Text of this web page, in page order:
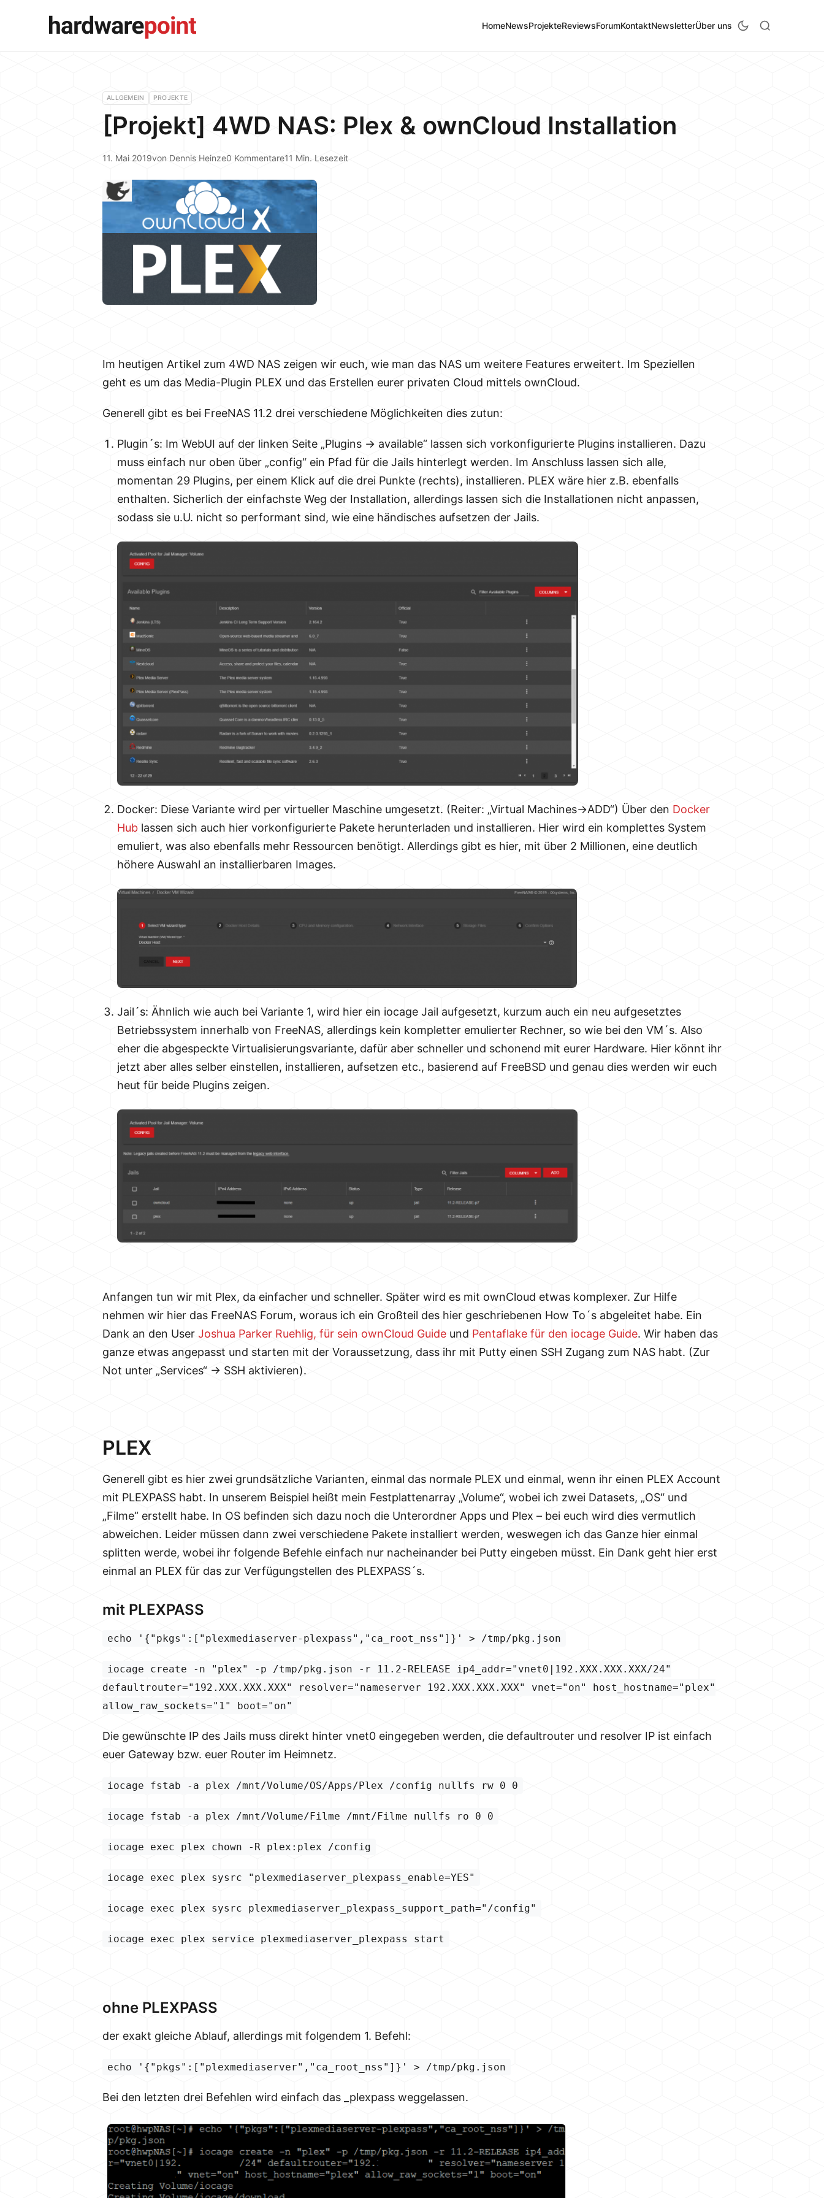
HomeNewsProjekteReviewsForumKontaktNewsletterÜber uns
ALLGEMEIN PROJEKTE
[Projekt] 4WD NAS: Plex & ownCloud Installation
11. Mai 2019von Dennis Heinze0 Kommentare11 Min. Lesezeit
Im heutigen Artikel zum 4WD NAS zeigen wir euch, wie man das NAS um weitere Features erweitert. Im Speziellen
geht es um das Media-Plugin PLEX und das Erstellen eurer privaten Cloud mittels ownCloud.
Generell gibt es bei FreeNAS 11.2 drei verschiedene Möglichkeiten dies zutun:
Plugin´s: Im WebUI auf der linken Seite „Plugins -> available“ lassen sich vorkonfigurierte Plugins installieren. Dazu
muss einfach nur oben über „config“ ein Pfad für die Jails hinterlegt werden. Im Anschluss lassen sich alle,
momentan 29 Plugins, per einem Klick auf die drei Punkte (rechts), installieren. PLEX wäre hier z.B. ebenfalls
enthalten. Sicherlich der einfachste Weg der Installation, allerdings lassen sich die Installationen nicht anpassen,
sodass sie u.U. nicht so performant sind, wie eine händisches aufsetzen der Jails.
Docker: Diese Variante wird per virtueller Maschine umgesetzt. (Reiter: „Virtual Machines->ADD“) Über den Docker
Hublassen sich auch hier vorkonfigurierte Pakete herunterladen und installieren. Hier wird ein komplettes System
emuliert, was also ebenfalls mehr Ressourcen benötigt. Allerdings gibt es hier, mit über 2 Millionen, eine deutlich
höhere Auswahl an installierbaren Images.
Jail´s: Ähnlich wie auch bei Variante 1, wird hier ein iocage Jail aufgesetzt, kurzum auch ein neu aufgesetztes
Betriebssystem innerhalb von FreeNAS, allerdings kein kompletter emulierter Rechner, so wie bei den VM´s. Also
eher die abgespeckte Virtualisierungsvariante, dafür aber schneller und schonend mit eurer Hardware. Hier könnt ihr
jetzt aber alles selber einstellen, installieren, aufsetzen etc., basierend auf FreeBSD und genau dies werden wir euch
heut für beide Plugins zeigen.
Anfangen tun wir mit Plex, da einfacher und schneller. Später wird es mit ownCloud etwas komplexer. Zur Hilfe
nehmen wir hier das FreeNAS Forum, woraus ich ein Großteil des hier geschriebenen How To´s abgeleitet habe. Ein
Dank an den User Joshua Parker Ruehlig, für sein ownCloud Guideund Pentaflake für den iocage Guide. Wir haben das
ganze etwas angepasst und starten mit der Voraussetzung, dass ihr mit Putty einen SSH Zugang zum NAS habt. (Zur
Not unter „Services“ -> SSH aktivieren).
PLEX
Generell gibt es hier zwei grundsätzliche Varianten, einmal das normale PLEX und einmal, wenn ihr einen PLEX Account
mit PLEXPASS habt. In unserem Beispiel heißt mein Festplattenarray „Volume“, wobei ich zwei Datasets, „OS“ und
„Filme“ erstellt habe. In OS befinden sich dazu noch die Unterordner Apps und Plex – bei euch wird dies vermutlich
abweichen. Leider müssen dann zwei verschiedene Pakete installiert werden, weswegen ich das Ganze hier einmal
splitten werde, wobei ihr folgende Befehle einfach nur nacheinander bei Putty eingeben müsst. Ein Dank geht hier erst
einmal an PLEX für das zur Verfügungstellen des PLEXPASS´s.
mit PLEXPASS
echo '{"pkgs":["plexmediaserver-plexpass","ca_root_nss"]}' > /tmp/pkg.json
iocage create -n "plex" -p /tmp/pkg.json -r 11.2-RELEASE ip4_addr="vnet0|192.XXX.XXX.XXX/24"
defaultrouter="192.XXX.XXX.XXX" resolver="nameserver 192.XXX.XXX.XXX" vnet="on" host_hostname="plex"
allow_raw_sockets="1" boot="on"
Die gewünschte IP des Jails muss direkt hinter vnet0 eingegeben werden, die defaultrouter und resolver IP ist einfach
euer Gateway bzw. euer Router im Heimnetz.
iocage fstab -a plex /mnt/Volume/OS/Apps/Plex /config nullfs rw 0 0
iocage fstab -a plex /mnt/Volume/Filme /mnt/Filme nullfs ro 0 0
iocage exec plex chown -R plex:plex /config
iocage exec plex sysrc "plexmediaserver_plexpass_enable=YES"
iocage exec plex sysrc plexmediaserver_plexpass_support_path="/config"
iocage exec plex service plexmediaserver_plexpass start
ohne PLEXPASS
der exakt gleiche Ablauf, allerdings mit folgendem 1. Befehl:
echo '{"pkgs":["plexmediaserver","ca_root_nss"]}' > /tmp/pkg.json
Bei den letzten drei Befehlen wird einfach das _plexpass weggelassen.